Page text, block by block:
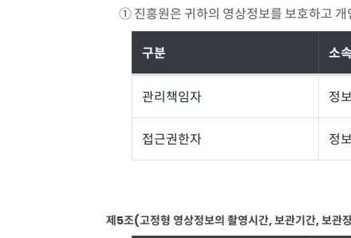
① 진흥원은 귀하의 영상정보를 보호하고 개
관
리
책
임
접
구분 소속
관리책임자 정
접근권한자 정
제5조(고정형 영상정보의 촬영시간, 보관기간, 보관